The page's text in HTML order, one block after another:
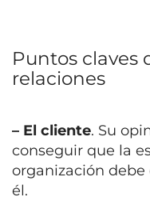
Puntos claves
relaciones
– El cliente. Su
conseguir que la
organización debe
él.